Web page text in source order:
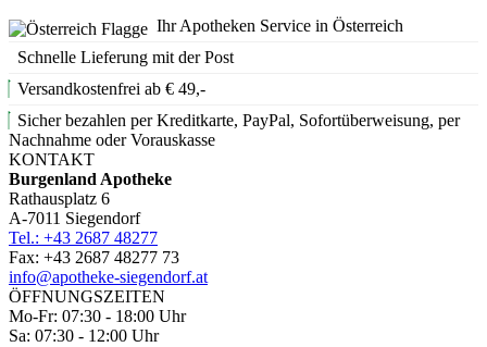
Ihr Apotheken Service in Österreich
Schnelle Lieferung mit der Post
Versandkostenfrei ab € 49,-
Sicher bezahlen per Kreditkarte, PayPal, Sofortüberweisung, per
Nachnahme oder Vorauskasse
KONTAKT
Burgenland Apotheke
Rathausplatz 6
A-7011 Siegendorf
Tel.: +43 2687 48277
Fax: +43 2687 48277 73
info@apotheke-siegendorf.at
ÖFFNUNGSZEITEN
Mo-Fr: 07:30 - 18:00 Uhr
Sa: 07:30 - 12:00 Uhr